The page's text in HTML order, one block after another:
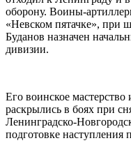
оборону. Воины-
«Невском пятачке», при
Буданов назначен
дивизии.
Его воинское мастерство
раскрылись в боях при
Ленинградско-
подготовке наступления